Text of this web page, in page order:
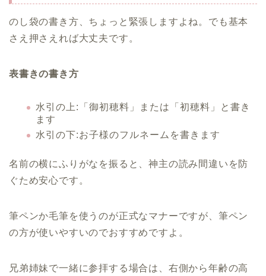
のし袋の書き方、ちょっと緊張しますよね。でも基本
さえ押さえれば大丈夫です。
表書きの書き方
水引の上:「御初穂料」または「初穂料」と書き
ます
水引の下:お子様のフルネームを書きます
名前の横にふりがなを振ると、神主の読み間違いを防
ぐため安心です。
筆ペンか毛筆を使うのが正式なマナーですが、筆ペン
の方が使いやすいのでおすすめですよ。
兄弟姉妹で一緒に参拝する場合は、右側から年齢の高